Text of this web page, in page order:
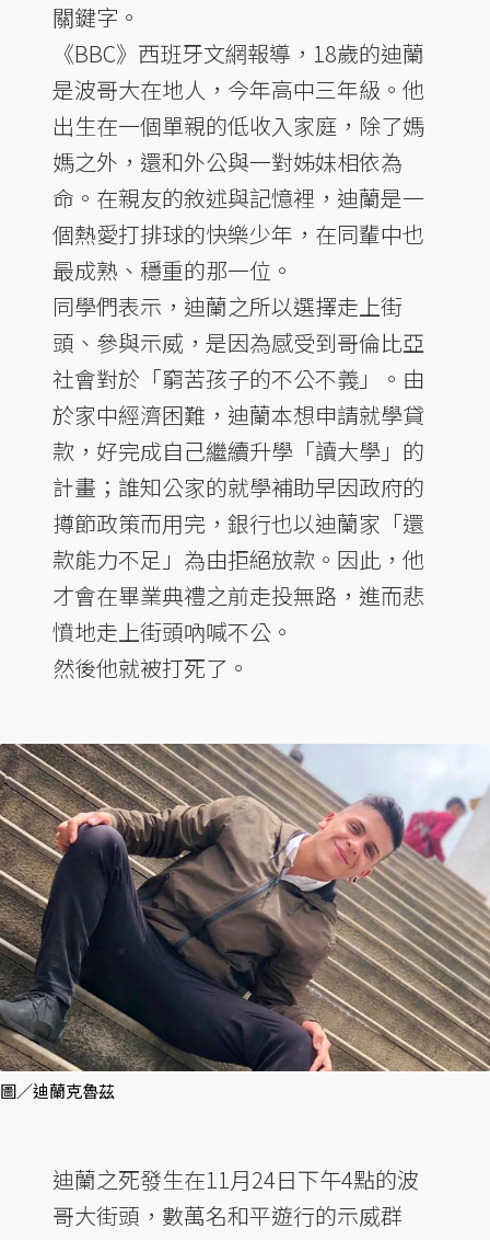
關鍵字。
《BBC》西班牙文網報導，18歲的迪蘭
是波哥大在地人，今年高中三年級。他
出生在一個單親的低收入家庭，除了媽
媽之外，還和外公與一對姊妹相依為
命。在親友的敘述與記憶裡，迪蘭是一
個熱愛打排球的快樂少年，在同輩中也
最成熟、穩重的那一位。
同學們表示，迪蘭之所以選擇走上街
頭、參與示威，是因為感受到哥倫比亞
社會對於「窮苦孩子的不公不義」。由
於家中經濟困難，迪蘭本想申請就學貸
款，好完成自己繼續升學「讀大學」的
計畫；誰知公家的就學補助早因政府的
撙節政策而用完，銀行也以迪蘭家「還
款能力不足」為由拒絕放款。因此，他
才會在畢業典禮之前走投無路，進而悲
憤地走上街頭吶喊不公。
然後他就被打死了。
圖／迪蘭克魯茲
迪蘭之死發生在11月24日下午4點的波
哥大街頭，數萬名和平遊行的示威群